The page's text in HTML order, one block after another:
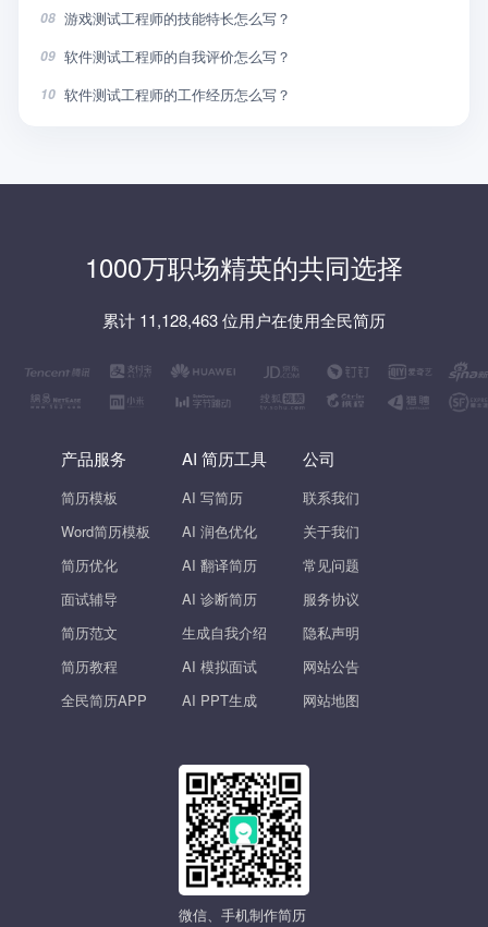
08 游戏测试工程师的技能特长怎么写？
09 软件测试工程师的自我评价怎么写？
10 软件测试工程师的工作经历怎么写？
1000万职场精英的共同选择
累计 11,128,463 位用户在使用全民简历
产品服务
简历模板
Word简历模板
简历优化
面试辅导
简历范文
简历教程
全民简历APP
AI 简历工具
AI 写简历
AI 润色优化
AI 翻译简历
AI 诊断简历
生成自我介绍
AI 模拟面试
AI PPT生成
公司
联系我们
关于我们
常见问题
服务协议
隐私声明
网站公告
网站地图
微信、手机制作简历